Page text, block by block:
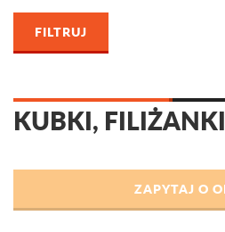
KUBKI, FILIŻANKI